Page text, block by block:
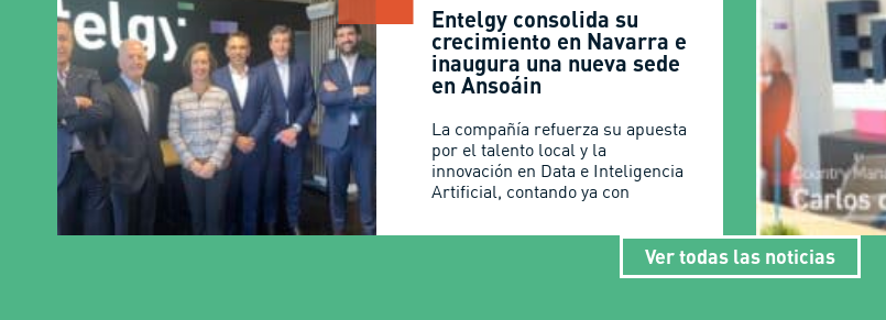
Entelgy consolida su
crecimiento en Navarra e
inaugura una nueva sede
en Ansoáin
La compañía refuerza su apuesta
por el talento local y la
innovación en Data e Inteligencia
Artificial, contando ya con
Ver todas las noticias